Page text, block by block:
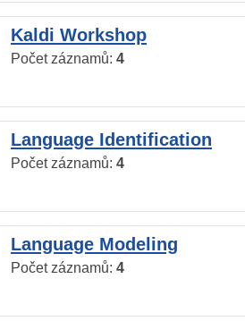
Kaldi Workshop
Počet záznamů: 4
Language Identification
Počet záznamů: 4
Language Modeling
Počet záznamů: 4